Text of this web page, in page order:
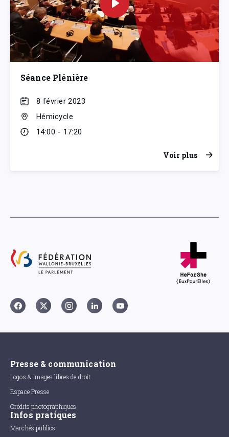
Séance Plénière
8 février 2023
Hémicycle
14:00 - 17:20
Voir plus
Presse & communication
Logos & Images libres de droit
Espace Presse
Crédits photographiques
Infos pratiques
Marchés publics